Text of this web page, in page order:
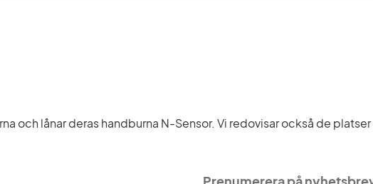
och lånar deras handburna N-Sensor. Vi redovisar också de